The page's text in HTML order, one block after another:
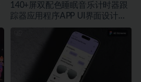
140+屏双配色睡眠音乐计时器跟
踪器应用程序APP UI界面设计
Figma模板